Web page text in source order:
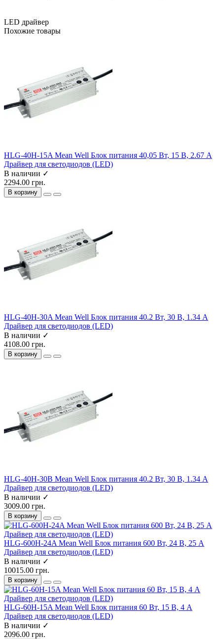
LED драйвер
Похожие товары
HLG-40H-15A Mean Well Блок питания 40,05 Вт, 15 В, 2.67 А
Драйвер для светодиодов (LED)
В наличии ✓
2294.00 грн.
В корзину
HLG-40H-30A Mean Well Блок питания 40.2 Вт, 30 В, 1.34 А
Драйвер для светодиодов (LED)
В наличии ✓
4108.00 грн.
В корзину
HLG-40H-30B Mean Well Блок питания 40.2 Вт, 30 В, 1.34 А
Драйвер для светодиодов (LED)
В наличии ✓
3009.00 грн.
В корзину
HLG-600H-24A Mean Well Блок питания 600 Вт, 24 В, 25 А
Драйвер для светодиодов (LED)
В наличии ✓
10015.00 грн.
В корзину
HLG-60H-15A Mean Well Блок питания 60 Вт, 15 В, 4 А
Драйвер для светодиодов (LED)
В наличии ✓
2096.00 грн.